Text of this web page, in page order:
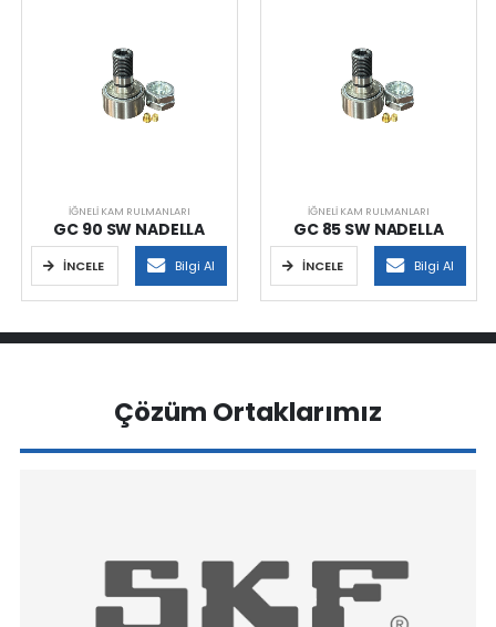
İĞNELI KAM RULMANLARI
GC 90 SW NADELLA
İNCELE Bilgi Al
İĞNELI KAM RULMANLARI
GC 85 SW NADELLA
İNCELE Bilgi Al
Çözüm Ortaklarımız